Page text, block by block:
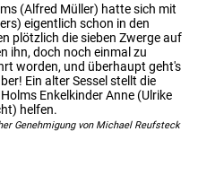
(Alfred Müller) hatte sich mit
eigentlich schon in den
plötzlich die sieben Zwerge auf
ihn, doch noch einmal zu
worden, und überhaupt geht's
Ein alter Sessel stellt die
Enkelkinder Anne (Ulrike
helfen.
Genehmigung von Michael Reufsteck